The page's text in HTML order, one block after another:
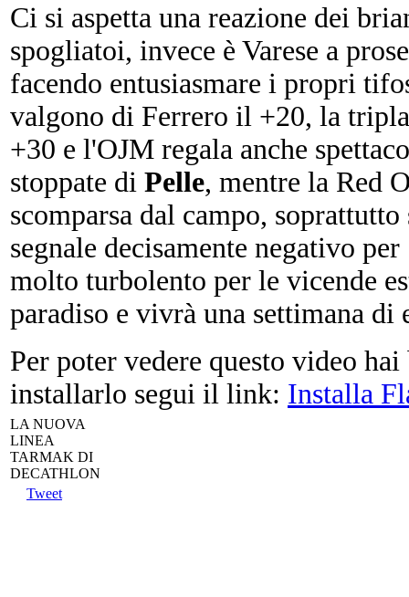
Ci si aspetta una reazione dei
spogliatoi, invece è Varese a
facendo entusiasmare i propri
valgono di Ferrero il +20, la
+30 e l'OJM regala anche
stoppate di Pelle, mentre la Red
scomparsa dal campo,
segnale decisamente negativo
molto turbolento per le vicende
paradiso e vivrà una settimana di
Per poter vedere questo video
installarlo segui il link: Installa
LA NUOVA
LINEA
TARMAK DI
DECATHLON
Tweet